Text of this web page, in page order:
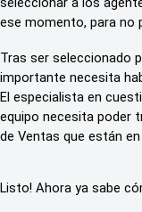
ese momento, para no
Tras ser seleccionado
importante necesita
El especialista en
equipo necesita poder
de Ventas que están
Listo! Ahora ya sabe